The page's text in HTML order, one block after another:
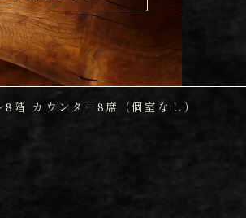
8階 カウンター8席（個室なし）